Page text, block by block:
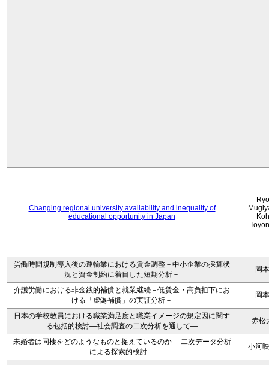
Changing regional university availability and inequality of
educational opportunity in Japan
労働時間規制導入後の運輸業における賃金調整－中小企業の採算状
況と資金制約に着目した短期分析－
岡
介護労働における非金銭的補償と就業継続－低賃金・高負担下にお
ける「虚偽補償」の実証分析－
岡
日本の学校教員における職業満足度と職業イメージの規定因に関す
る包括的検討―社会調査の二次分析を通して―
赤松
未婚者は同棲をどのようなものと捉えているのか —二次データ分析
による探索的検討—
小河